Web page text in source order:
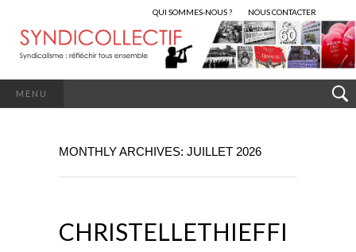
QUI SOMMES-NOUS ? NOUS CONTACTER
MENU
MONTHLY ARCHIVES: JUILLET 2026
CHRISTELLETHIEFFI